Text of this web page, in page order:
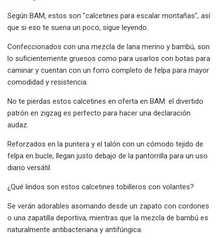
Según BAM, estos son "calcetines para escalar montañas", así
que si eso te suena un poco, sigue leyendo.
Confeccionados con una mezcla de lana merino y bambú, son
lo suficientemente gruesos como para usarlos con botas para
caminar y cuentan con un forro completo de felpa para mayor
comodidad y resistencia.
No te pierdas estos calcetines en oferta en BAM: el divertido
patrón en zigzag es perfecto para hacer una declaración
audaz.
Reforzados en la puntera y el talón con un cómodo tejido de
felpa en bucle, llegan justo debajo de la pantorrilla para un uso
diario versátil.
¿Qué lindos son estos calcetines tobilleros con volantes?
Se verán adorables asomando desde un zapato con cordones
o una zapatilla deportiva, mientras que la mezcla de bambú es
naturalmente antibacteriana y antifúngica.